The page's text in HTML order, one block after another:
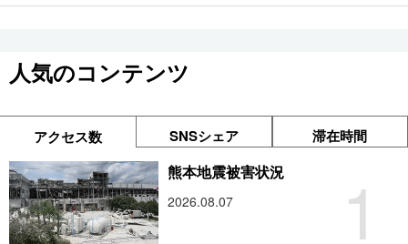
人気のコンテンツ
アクセス数 SNSシェア 滞在時間
1
熊本地震被害状況
2026.08.07